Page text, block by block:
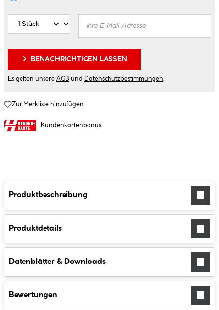
BENACHRICHTIGEN LASSEN
Es gelten unsere AGB und Datenschutzbestimmungen
Zur Merkliste hinzufügen
Kundenkartenbonus
Produktbeschreibung
Produktdetails
Datenblätter & Downloads
Bewertungen